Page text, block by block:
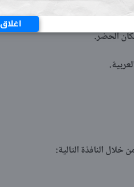
اغلاق
العربي.
الحضر.
النافذة التالية: